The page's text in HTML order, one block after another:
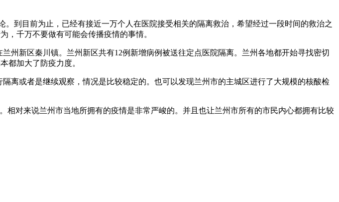
到目前为止，已经有接近一万个人在医院接受相关的隔离救治，希望经过一段时间的救治之
，千万不要做有可能会传播疫情的事情。
州新区秦川镇。兰州新区共有12例新增病例被送往定点医院隔离。兰州各地都开始寻找密切
都加大了防疫力度。
离或者是继续观察，情况是比较稳定的。也可以发现兰州市的主城区进行了大规模的核酸检
相对来说兰州市当地所拥有的疫情是非常严峻的。并且也让兰州市所有的市民内心都拥有比较